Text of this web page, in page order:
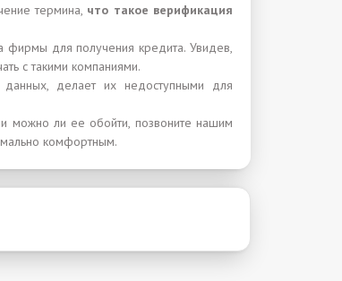
термина, что такое верификация
фирмы для получения кредита. Увидев,
с такими компаниями.
данных, делает их недоступными для
можно ли ее обойти, позвоните нашим
комфортным.